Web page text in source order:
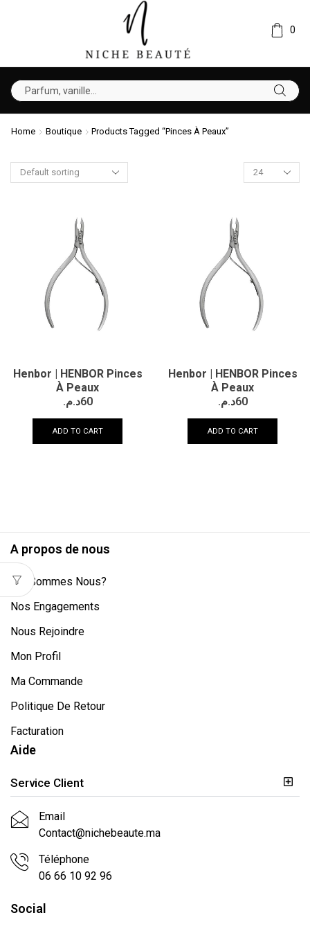
0
Home Boutique Products Tagged “Pinces À Peaux”
Henbor | HENBOR Pinces
À Peaux
60د.م.
ADD TO CART
Henbor | HENBOR Pinces
À Peaux
60د.م.
ADD TO CART
A propos de nous
Qui Sommes Nous?
Nos Engagements
Nous Rejoindre
Mon Profil
Ma Commande
Politique De Retour
Facturation
Aide
Service Client
Email
Contact@nichebeaute.ma
Téléphone
06 66 10 92 96
Social